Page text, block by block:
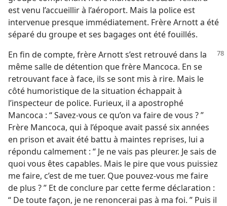
est venu l’accueillir à l’aéroport. Mais la police est
intervenue presque immédiatement. Frère Arnott a été
séparé du groupe et ses bagages ont été fouillés.
En fin de compte, frère Arnott s’est retrouvé dans la
même salle de détention que frère Mancoca. En se
retrouvant face à face, ils se sont mis à rire. Mais le
côté humoristique de la situation échappait à
l’inspecteur de police. Furieux, il a apostrophé
Mancoca : “ Savez-​vous ce qu’on va faire de vous ? ”
Frère Mancoca, qui à l’époque avait passé six années
en prison et avait été battu à maintes reprises, lui a
répondu calmement : “ Je ne vais pas pleurer. Je sais de
quoi vous êtes capables. Mais le pire que vous puissiez
me faire, c’est de me tuer. Que pouvez-​vous me faire
de plus ? ” Et de conclure par cette ferme déclaration :
“ De toute façon, je ne renoncerai pas à ma foi. ” Puis il